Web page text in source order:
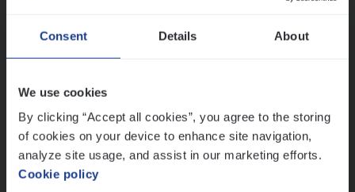
Consent Details About
We use cookies
By clicking “Accept all cookies”, you agree to the storing
of cookies on your device to enhance site navigation,
analyze site usage, and assist in our marketing efforts.
Cookie policy
Ons sollicitatieproces